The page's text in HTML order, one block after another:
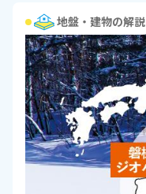
地盤・建物の解説